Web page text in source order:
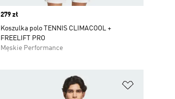
Price
279 zł
Koszulka polo TENNIS CLIMACOOL +
FREELIFT PRO
Męskie Performance